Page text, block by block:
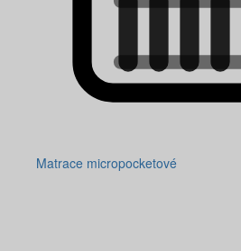
Matrace micropocketové